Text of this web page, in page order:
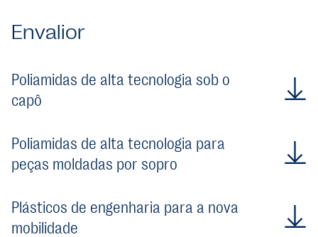
Envalior
Poliamidas de alta tecnologia sob o
capô
Poliamidas de alta tecnologia para
peças moldadas por sopro
Plásticos de engenharia para a nova
mobilidade